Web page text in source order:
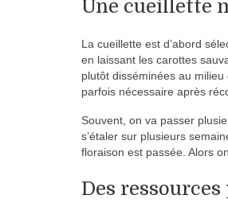
Une cueillette
La cueillette est d’abord
en laissant les carottes
plutôt disséminées au
parfois nécessaire après
Souvent, on va passer
s’étaler sur plusieurs
floraison est passée. Alors
Des ressources